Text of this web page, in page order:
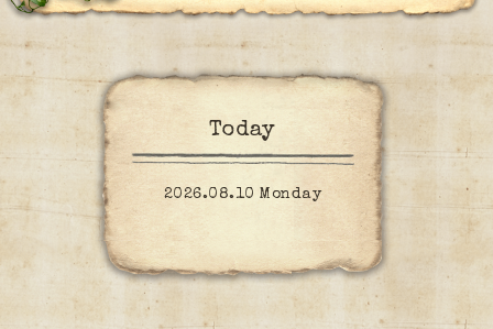
Today
2026.08.10 Monday